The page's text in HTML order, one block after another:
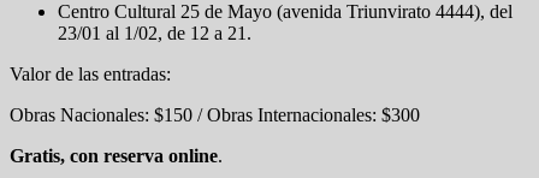
Centro Cultural 25 de Mayo (avenida Triunvirato 4444), del
23/01 al 1/02, de 12 a 21.
Valor de las entradas:
Obras Nacionales: $150 / Obras Internacionales: $300
Gratis, con reserva online.